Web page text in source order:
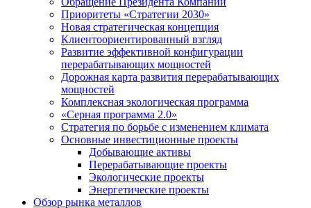
Приоритеты «Стратегии 2030»
Новая стратегическая концепция
Клиентоориентированный взгляд
Развитие эффективной конфигурации
перерабатывающих мощностей
Дорожная карта развития перерабатывающих
мощностей
Комплексная экологическая программа
«Серная программа 2.0»
Стратегия по борьбе с изменением климата
Основные инвестиционные проекты
Добывающие активы
Перерабатывающие проекты
Экологические проекты
Энергетические проекты
Обзор рынка металлов